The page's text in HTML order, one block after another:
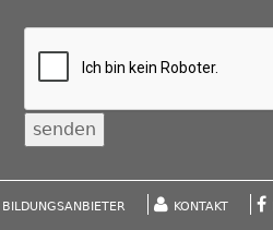
BILDUNGSANBIETER KONTAKT